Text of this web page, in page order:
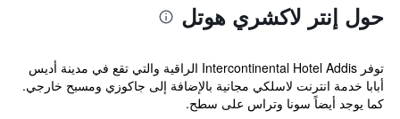
حول إنتر لاكشري هوتل
توفر Intercontinental Hotel Addis الراقية والتي تقع في مدينة أديس
أبابا خدمة انترنت لاسلكي مجانية بالإضافة إلى جاكوزي ومسبح خارجي.
كما يوجد أيضاً سونا وتراس على سطح.